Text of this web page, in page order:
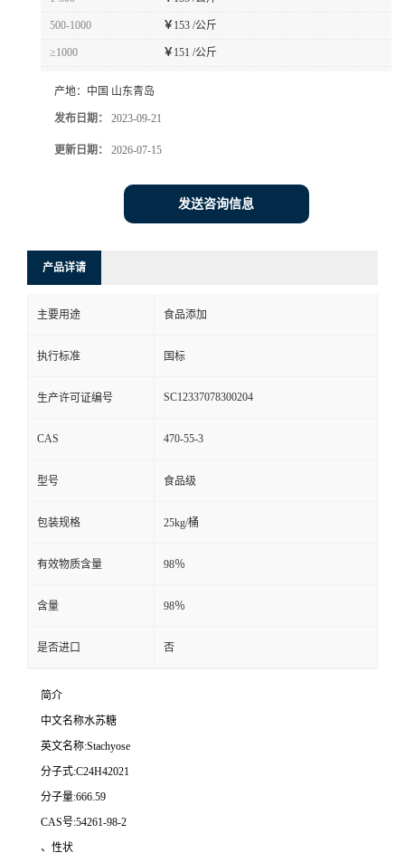
500-1000 ￥ 153 /公斤
≥1000 ￥ 151 /公斤
产地： 中国 山东青岛
发布日期： 2023-09-21
更新日期： 2026-07-15
发送咨询信息
产品详请
主要用途 食品添加
执行标准 国标
生产许可证编号 SC12337078300204
CAS 470-55-3
型号 食品级
包装规格 25kg/桶
有效物质含量 98％
含量 98％
是否进口 否
简介
中文名称水苏糖
英文名称:Stachyose
分子式:C24H42021
分子量:666.59
CAS号:54261-98-2
、性状